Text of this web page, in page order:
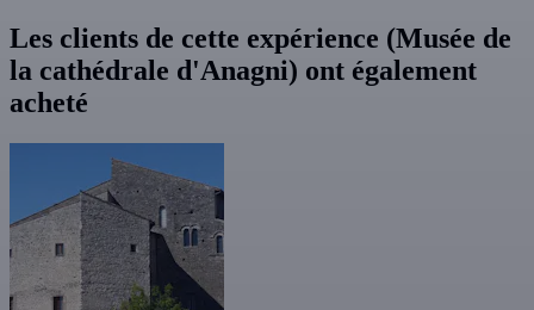
Les clients de cette expérience (Musée de
la cathédrale d'Anagni) ont également
acheté